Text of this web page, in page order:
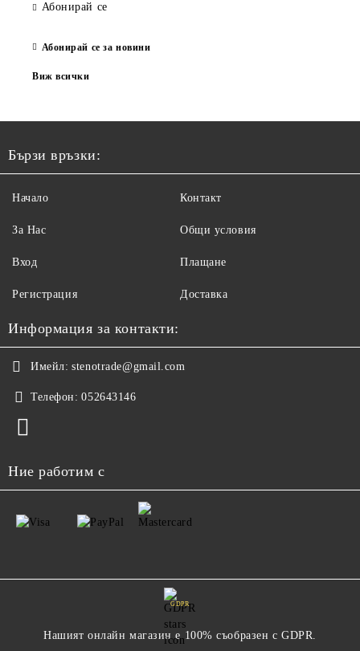
Абонирай се
Абонирай се за новини
Виж всички
Бързи връзки:
Начало
За Нас
Вход
Регистрация
Контакт
Общи условия
Плащане
Доставка
Информация за контакти:
Имейл: stenotrade@gmail.com
Телефон: 052643146
Ние работим с
GDPR
Нашият онлайн магазин е 100% съобразен с GDPR.